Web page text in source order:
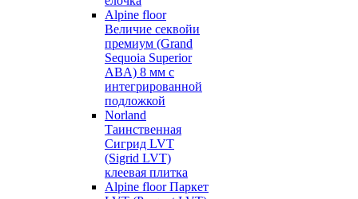
Alpine floor
Величие секвойи
премиум (Grand
Sequoia Superior
ABA) 8 мм с
интегрированной
подложкой
Norland
Таинственная
Сигрид LVT
(Sigrid LVT)
клеевая плитка
Alpine floor Паркет